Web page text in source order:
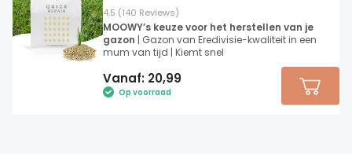
4.5 (140 Reviews)
MOOWY’s keuze voor het herstellen van je
gazon | Gazon van Eredivisie-kwaliteit in een
mum van tijd | Kiemt snel
Vanaf: 20,99
Op voorraad